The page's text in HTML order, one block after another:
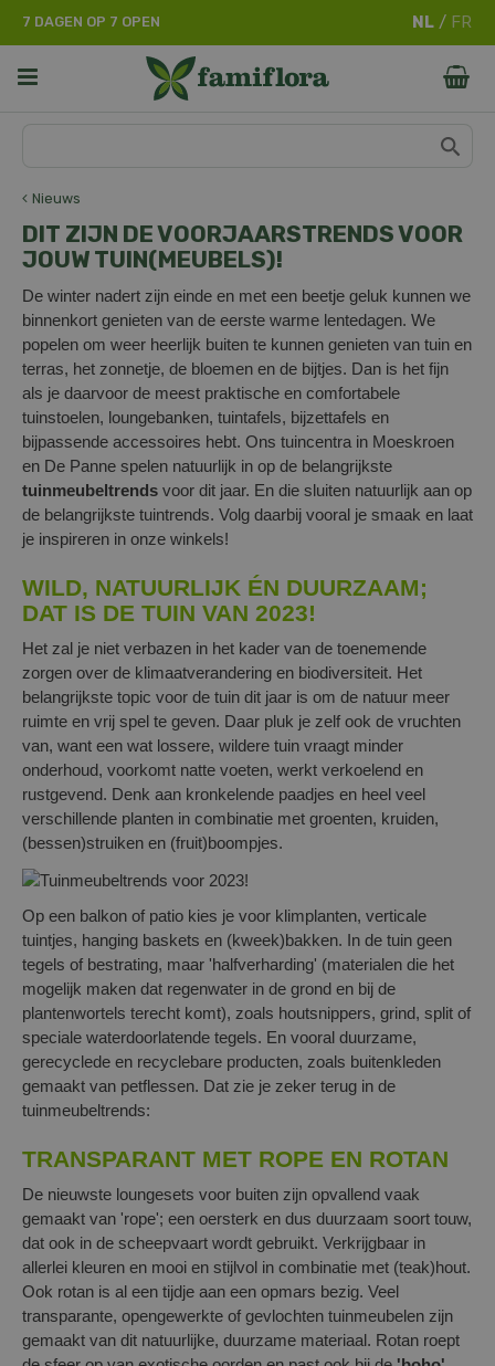
Nieuws
7 DAGEN OP 7 OPEN
DIT ZIJN DE VOORJAARSTRENDS VOOR
JOUW TUIN(MEUBELS)!
De winter nadert zijn einde en met een beetje geluk kunnen we
binnenkort genieten van de eerste warme lentedagen. We
popelen om weer heerlijk buiten te kunnen genieten van tuin en
terras, het zonnetje, de bloemen en de bijtjes. Dan is het fijn
als je daarvoor de meest praktische en comfortabele
tuinstoelen, loungebanken, tuintafels, bijzettafels en
bijpassende accessoires hebt. Ons tuincentra in Moeskroen
en De Panne spelen natuurlijk in op de belangrijkste
tuinmeubeltrends voor dit jaar. En die sluiten natuurlijk aan op
de belangrijkste tuintrends. Volg daarbij vooral je smaak en laat
je inspireren in onze winkels!
WILD, NATUURLIJK ÉN DUURZAAM;
DAT IS DE TUIN VAN 2023!
Het zal je niet verbazen in het kader van de toenemende
zorgen over de klimaatverandering en biodiversiteit. Het
belangrijkste topic voor de tuin dit jaar is om de natuur meer
ruimte en vrij spel te geven. Daar pluk je zelf ook de vruchten
van, want een wat lossere, wildere tuin vraagt minder
onderhoud, voorkomt natte voeten, werkt verkoelend en
rustgevend. Denk aan kronkelende paadjes en heel veel
verschillende planten in combinatie met groenten, kruiden,
(bessen)struiken en (fruit)boompjes.
Op een balkon of patio kies je voor klimplanten, verticale
tuintjes, hanging baskets en (kweek)bakken. In de tuin geen
tegels of bestrating, maar 'halfverharding' (materialen die het
mogelijk maken dat regenwater in de grond en bij de
plantenwortels terecht komt), zoals houtsnippers, grind, split of
speciale waterdoorlatende tegels. En vooral duurzame,
gerecyclede en recyclebare producten, zoals buitenkleden
gemaakt van petflessen. Dat zie je zeker terug in de
tuinmeubeltrends:
TRANSPARANT MET ROPE EN ROTAN
De nieuwste loungesets voor buiten zijn opvallend vaak
gemaakt van 'rope'; een oersterk en dus duurzaam soort touw,
dat ook in de scheepvaart wordt gebruikt. Verkrijgbaar in
allerlei kleuren en mooi en stijlvol in combinatie met (teak)hout.
Ook rotan is al een tijdje aan een opmars bezig. Veel
transparante, opengewerkte of gevlochten tuinmeubelen zijn
gemaakt van dit natuurlijke, duurzame materiaal. Rotan roept